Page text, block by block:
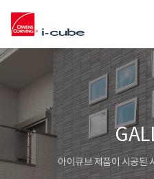
아이큐브 제품이 시공된